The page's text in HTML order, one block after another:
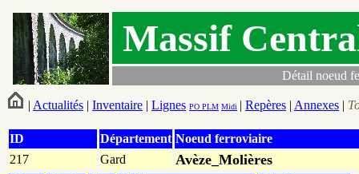
Massif
Détail noeud
| Actualités | Inventaire | Lignes PO PLM Midi | Repères | Annexes |
ID Département Noeud ferroviaire
217
Gard Avèze_Molières